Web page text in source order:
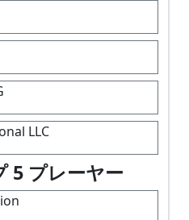
LLC
5 プレーヤー